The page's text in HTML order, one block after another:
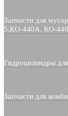
Запчасти для
5,КО-440А, КО-
Гидроцилиндры
Запчасти для